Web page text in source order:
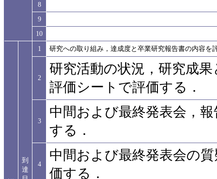
8
9
10
到
達
1 研究への取り組み，達成度と卒業研究報告書の内容を
2
研究活動の状況，研究成
評価シートで評価する．
3
中間および最終発表会，
する．
4
中間および最終発表会の
価する．